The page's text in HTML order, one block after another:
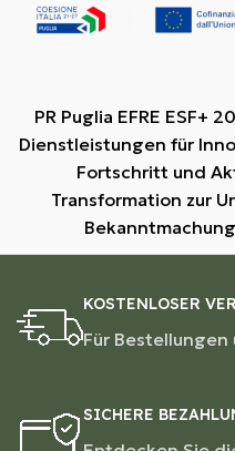
PR Puglia EFRE ESF+
Dienstleistungen für
Fortschritt und
Transformation zur
Bekanntmachung
KOSTENLOSER
Für Bestellungen
SICHERE